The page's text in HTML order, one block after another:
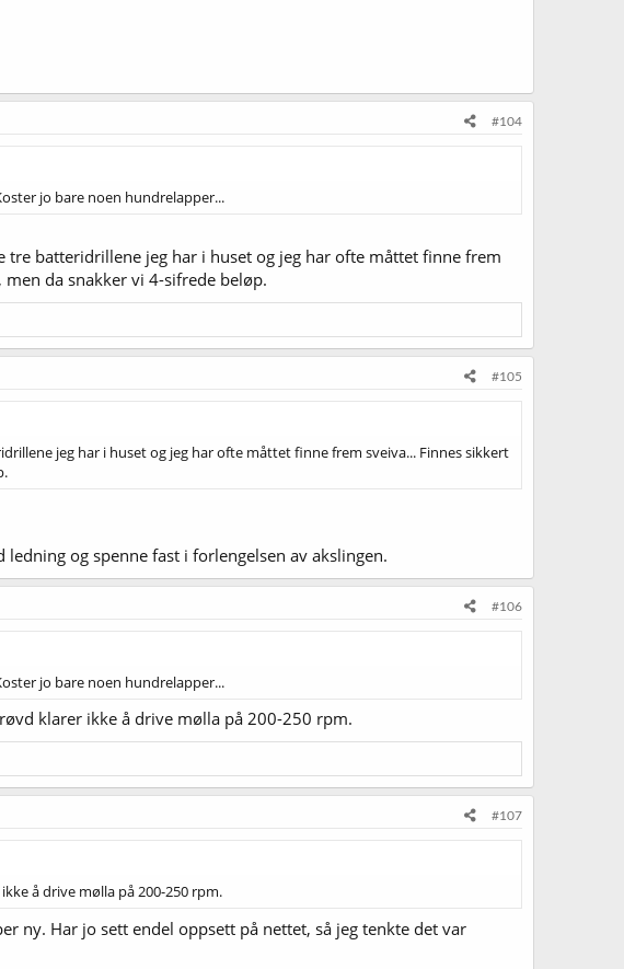
#104
jo bare noen hundrelapper...
batteridrillene jeg har i huset og jeg har ofte måttet finne frem
da snakker vi 4-sifrede beløp.
#105
jeg har i huset og jeg har ofte måttet finne frem sveiva... Finnes sikkert
og spenne fast i forlengelsen av akslingen.
#106
jo bare noen hundrelapper...
klarer ikke å drive mølla på 200-250 rpm.
#107
å drive mølla på 200-250 rpm.
ny. Har jo sett endel oppsett på nettet, så jeg tenkte det var